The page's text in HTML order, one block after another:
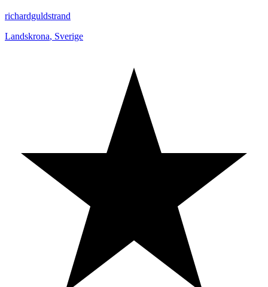
richardguldstrand
Landskrona, Sverige